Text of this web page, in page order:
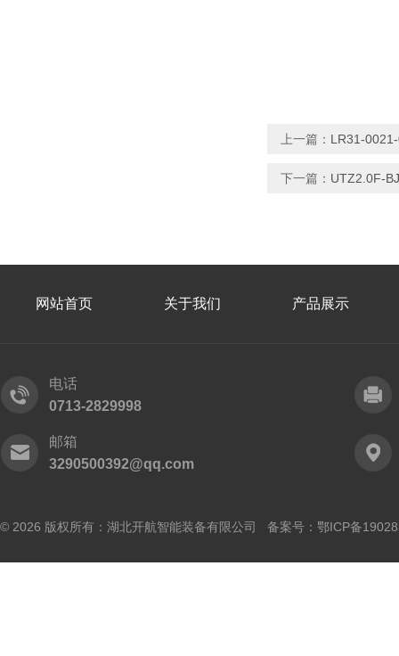
上一篇： LR31-
下一篇： UTZ2.0F-
网站首页 关于我们 产品展示
电话
0713-2829998
邮箱
3290500392@qq.com
© 2026 版权所有：湖北开航智能装备有限公司 备案号： 鄂ICP备